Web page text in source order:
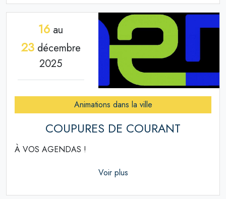
16 au
23décembre
2025
Animations dans la ville
COUPURES DE COURANT
À VOS AGENDAS !
Voir plus